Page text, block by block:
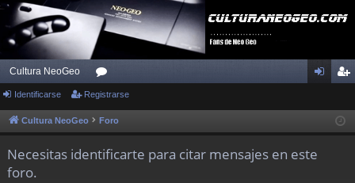
Cultura NeoGeo
or
os ist
Identificarse Registrarse
Cultura NeoGeo Foro
Necesitas identificarte para citar mensajes en este
foro.